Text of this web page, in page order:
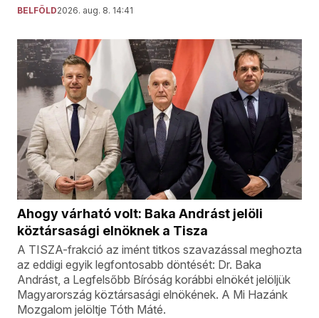
BELFÖLD2026. aug. 8. 14:41
Ahogy várható volt: Baka Andrást jelöli
köztársasági elnöknek a Tisza
A TISZA-frakció az imént titkos szavazással meghozta
az eddigi egyik legfontosabb döntését: Dr. Baka
Andrást, a Legfelsőbb Bíróság korábbi elnökét jelöljük
Magyarország köztársasági elnökének. A Mi Hazánk
Mozgalom jelöltje Tóth Máté.